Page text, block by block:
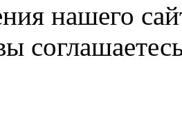
нашего